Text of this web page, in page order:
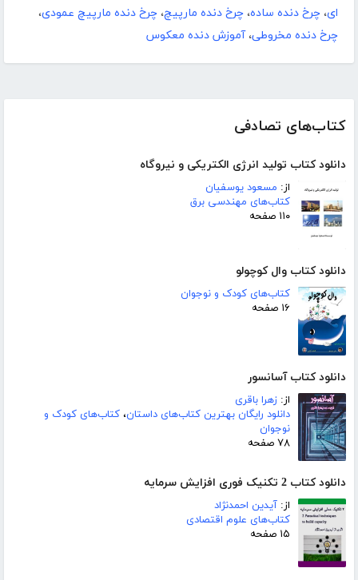
کتاب‌های تصادفی
دانلود کتاب تولید انرژی الکتریکی و نیروگاه
از: مسعود یوسفیان
کتاب‌های مهندسی برق
۱۱۰ صفحه
دانلود کتاب وال کوچولو
کتاب‌های کودک و نوجوان
۱۶ صفحه
دانلود کتاب آسانسور
از: زهرا باقری
دانلود رایگان بهترین کتاب‌های داستان، کتاب‌های کودک و
نوجوان
۷۸ صفحه
دانلود کتاب 2 تکنیک فوری افزایش سرمایه
از: آیدین احمدنژاد
کتاب‌های علوم اقتصادی
۱۵ صفحه
ای، چرخ دنده ساده، چرخ دنده مارپیچ، چرخ دنده مارپیچ عمودی،
چرخ دنده مخروطی،آموزش دنده معکوس